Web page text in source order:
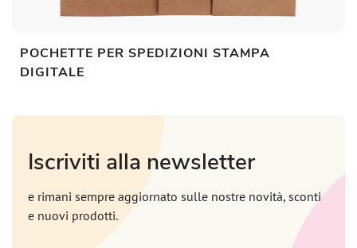
POCHETTE PER SPEDIZIONI STAMPA
DIGITALE
Iscriviti alla newsletter
e rimani sempre aggiornato sulle nostre novità, sconti
e nuovi prodotti.